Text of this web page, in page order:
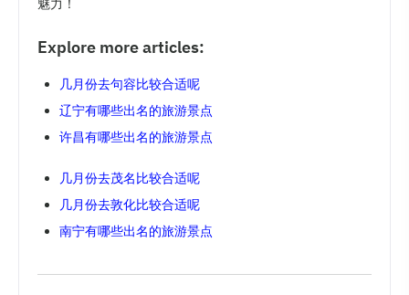
Explore more articles:
几月份去句容比较合适呢
辽宁有哪些出名的旅游景点
许昌有哪些出名的旅游景点
几月份去茂名比较合适呢
几月份去敦化比较合适呢
南宁有哪些出名的旅游景点